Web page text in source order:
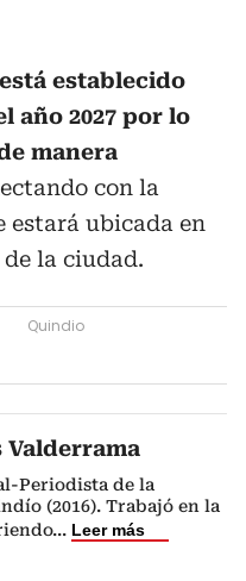
establecido
año 2027 por lo
manera
con la
estará ubicada en
de la ciudad.
Quindio
Valderrama
Periodista de la
(2016). Trabajó en la
... Leer más